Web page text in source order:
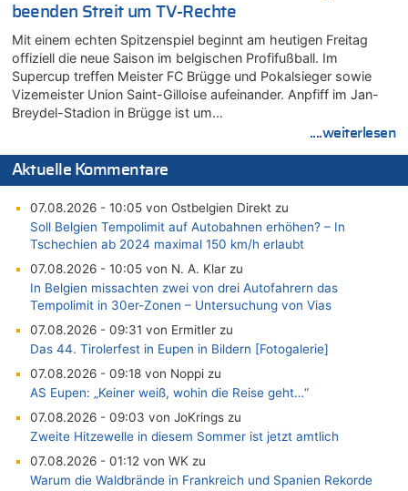
beenden Streit um TV-Rechte
Mit einem echten Spitzenspiel beginnt am heutigen Freitag
offiziell die neue Saison im belgischen Profifußball. Im
Supercup treffen Meister FC Brügge und Pokalsieger sowie
Vizemeister Union Saint-Gilloise aufeinander. Anpfiff im Jan-
Breydel-Stadion in Brügge ist um…
....weiterlesen
Aktuelle Kommentare
07.08.2026 - 10:05 von Ostbelgien Direkt zu
Soll Belgien Tempolimit auf Autobahnen erhöhen? – In
Tschechien ab 2024 maximal 150 km/h erlaubt
07.08.2026 - 10:05 von N. A. Klar zu
In Belgien missachten zwei von drei Autofahrern das
Tempolimit in 30er-Zonen – Untersuchung von Vias
07.08.2026 - 09:31 von Ermitler zu
Das 44. Tirolerfest in Eupen in Bildern [Fotogalerie]
07.08.2026 - 09:18 von Noppi zu
AS Eupen: „Keiner weiß, wohin die Reise geht…“
07.08.2026 - 09:03 von JoKrings zu
Zweite Hitzewelle in diesem Sommer ist jetzt amtlich
07.08.2026 - 01:12 von WK zu
Warum die Waldbrände in Frankreich und Spanien Rekorde